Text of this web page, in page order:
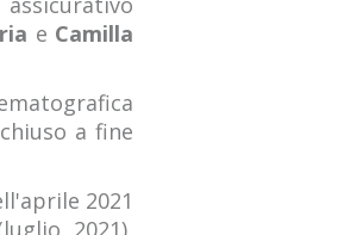
e Camilla
chiuso a fine
2021
2021),